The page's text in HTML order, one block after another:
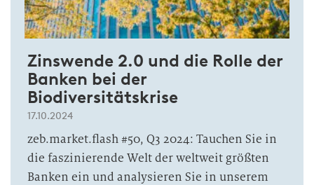
Zinswende 2.0 und die Rolle der
Banken bei der
Biodiversitätskrise
17.10.2024
zeb.market.flash #50, Q3 2024: Tauchen Sie in
die faszinierende Welt der weltweit größten
Banken ein und analysieren Sie in unserem